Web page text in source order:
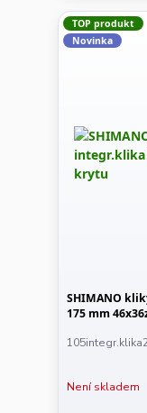
TOP produkt
Novinka
SHIMANO
175 mm
Není skladem